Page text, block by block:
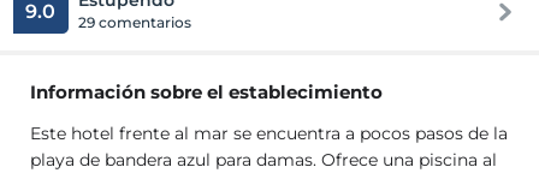
9.0 29 comentarios
Información sobre el establecimiento
Este hotel frente al mar se encuentra a pocos pasos de la
playa de bandera azul para damas. Ofrece una piscina al